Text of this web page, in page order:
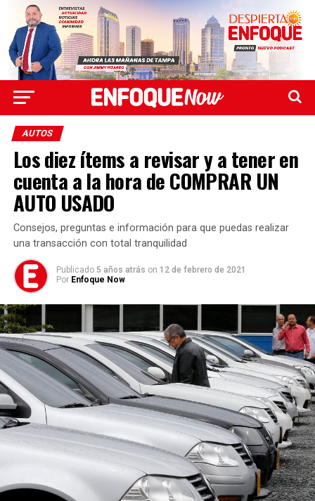
AUTOS
Los diez ítems a revisar y a tener en
cuenta a la hora de COMPRAR UN
AUTO USADO
Consejos, preguntas e información para que puedas realizar
una transacción con total tranquilidad
Publicado 5 años atrás on 12 de febrero de 2021
Por Enfoque Now